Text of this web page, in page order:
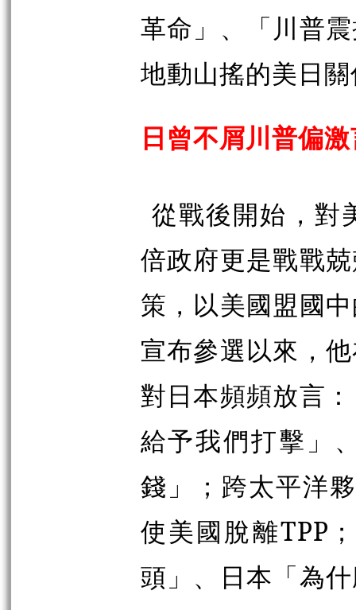
革命」、「川普
地動山搖的美日
日曾不屑川普偏
從戰後開始，對
倍政府更是戰戰
策，以美國盟國
宣布參選以來，
對日本頻頻放言
給予我們打擊」
錢」；跨太平洋
使美國脫離TPP
頭」、日本「為